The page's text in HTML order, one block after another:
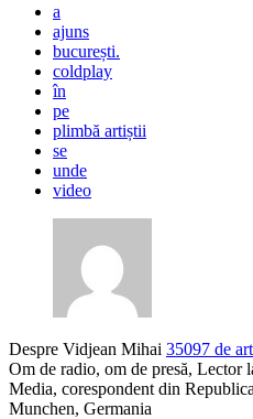
a
ajuns
bucurești.
coldplay
în
pe
plimbă artiștii
se
unde
video
Despre Vidjean Mihai 35097 de
Om de radio, om de presă, Lector
Media, corespondent din
Munchen, Germania